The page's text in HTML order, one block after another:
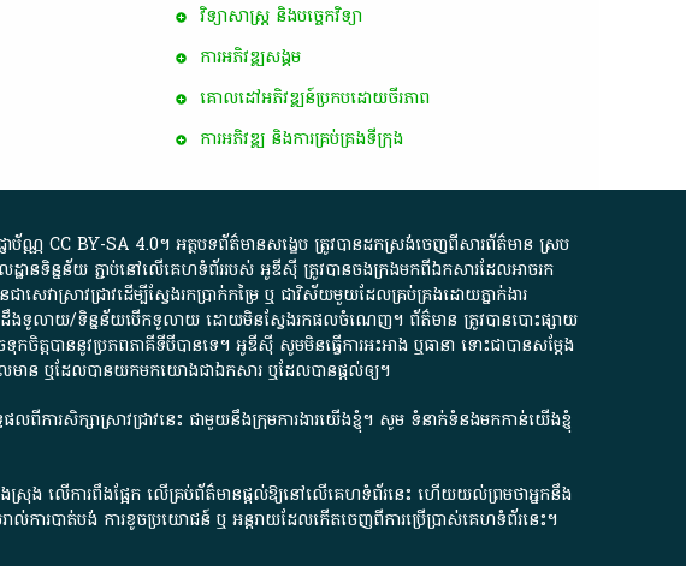
វិទ្យាសាស្ត្រ និងបច្ចេកវិទ្យា
ការ​អភិវឌ្ឍ​សង្គម
គោលដៅ​អភិវឌ្ឍន៍​ប្រកបដោយ​ចីរភាព
ការអភិវឌ្ឍ និងការគ្រប់គ្រងទីក្រុង
ាប័ណ្ណ​ CC BY-SA 4.0។​ អត្ថបទ​ព័ត៌មាន​សង្ខេប​ ត្រូវ​បាន​ដកស្រង់​ចេញពី​សារព័ត៌មាន ស្រប
ឋាន​ទិន្នន័យ ​ភ្ជាប់​នៅ​លើ​គេហទំព័រ​របស់​ អូ​ឌី​ស៊ី​ ត្រូវ​បាន​ចងក្រង​មក​ពី​ឯកសារ​ដែល​អាច​រក​
ា​ស្រាវជ្រាវ​ដើម្បី​ស្វែងរកប្រាក់​កម្រៃ​ ឬ​ ជា​វិស័យ​មួយ​ដែល​គ្រប់គ្រង​ដោយ​ភ្នាក់ងារ​
ល់​ដឹង​ទូលាយ​/​ទិន្នន័យ​បើក​ទូលាយ​ ដោយ​មិនស្វែង​រក​ផល​ចំណេញ​។​ ព័ត៌មាន​ ត្រូវ​បាន​បោះផ្សាយ​
ត​បាននូវ​ប្រភព​ភាគី​ទី​បី​បាន​ទេ​។​ អូ​ឌី​ស៊ី​ សូម​មិន​ធ្វើការ​អះអាង​ ឬ​ធានា​ ទោះជា​បាន​សម្តែង​
ល​មាន​ ឬ​ដែល​បាន​យក​មក​យោង​ជា​ឯកសារ​ ឬ​ដែល​បាន​ផ្តល់​ឲ្យ​។
លពីការសិក្សាស្រាវជ្រាវនេះ ជាមួយនឹងក្រុមការងារយើងខ្ញុំ។ សូម ទំនាក់ទំនងមកកាន់យើងខ្ញុំ
រុង លើការពឹងផ្អែក លើគ្រប់ព័ត៌មានផ្តល់ឱ្យនៅលើគេហទំព័រនេះ ហើយយល់ព្រមថាអ្នកនឹង
ាល់ការបាត់បង់ ការខូចប្រយោជន៍ ឬ អន្តរាយដែលកើតចេញពីការប្រើប្រាស់គេហទំព័រនេះ។